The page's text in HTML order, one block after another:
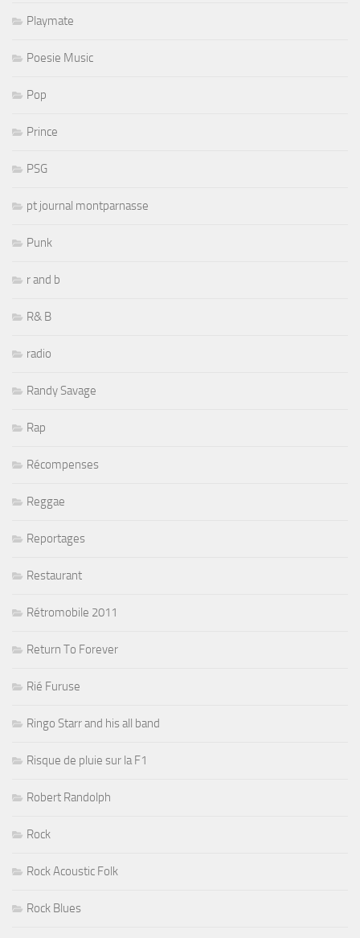
Playmate
Poesie Music
Pop
Prince
PSG
pt journal montparnasse
Punk
r and b
R& B
radio
Randy Savage
Rap
Récompenses
Reggae
Reportages
Restaurant
Rétromobile 2011
Return To Forever
Rié Furuse
Ringo Starr and his all band
Risque de pluie sur la F1
Robert Randolph
Rock
Rock Acoustic Folk
Rock Blues